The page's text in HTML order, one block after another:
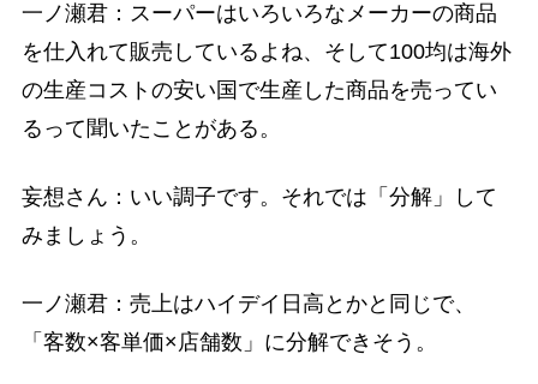
一ノ瀬君：スーパーはいろいろなメーカーの商品
を仕入れて販売しているよね、そして100均は海外
の生産コストの安い国で生産した商品を売ってい
るって聞いたことがある。
妄想さん：いい調子です。それでは「分解」して
みましょう。
一ノ瀬君：売上はハイデイ日高とかと同じで、
「客数×客単価×店舗数」に分解できそう。